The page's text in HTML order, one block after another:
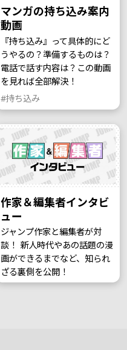
マンガの持ち込み案内
動画
『持ち込み』って具体的にど
うやるの？準備するものは？
電話で話す内容は？この動画
を見れば全部解決！
#持ち込み
作家＆編集者インタビ
ュー
ジャンプ作家と編集者が対
談！ 新人時代やあの話題の漫
画ができるまでなど、知られ
ざる裏側を公開！